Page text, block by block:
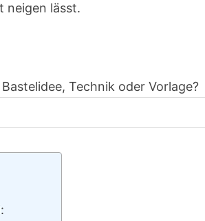
neigen lässt.
Technik oder Vorlage?
nach: